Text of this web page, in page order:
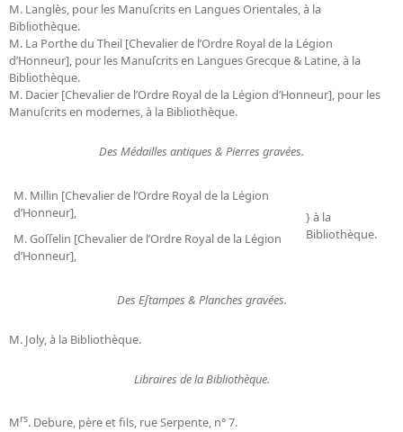
M. Langlès, pour les Manuſcrits en Langues Orientales, à la
Bibliothèque.
M. La Porthe du Theil [Chevalier de l’Ordre Royal de la Légion
d’Honneur], pour les Manuſcrits en Langues Grecque & Latine, à la
Bibliothèque.
M. Dacier [Chevalier de l’Ordre Royal de la Légion d’Honneur], pour les
Manuſcrits en modernes, à la Bibliothèque.
Des Médailles antiques & Pierres gravées.
M. Millin [Chevalier de l’Ordre Royal de la Légion
d’Honneur],
} à la
Bibliothèque.
M. Goſſelin [Chevalier de l’Ordre Royal de la Légion
d’Honneur],
Des Eſtampes & Planches gravées.
M. Joly, à la Bibliothèque.
Libraires de la Bibliothèque.
Mrs. Debure, père et fils, rue Serpente, n° 7.